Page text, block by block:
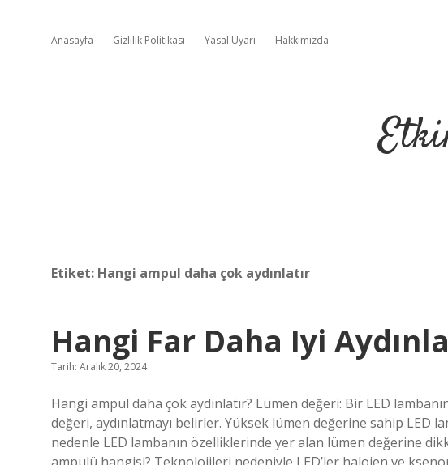
Anasayfa Gizlilik Politikası Yasal Uyarı Hakkımızda
Etiket: Hangi ampul daha çok aydınlatır
Hangi Far Daha Iyi
Tarih: Aralık 20, 2024
Hangi ampul daha çok aydınlatır? Lümen değeri: Bir LED
değeri, aydınlatmayı belirler. Yüksek lümen değerine sahip LED
nedenle LED lambanın özelliklerinde yer alan lümen değerine